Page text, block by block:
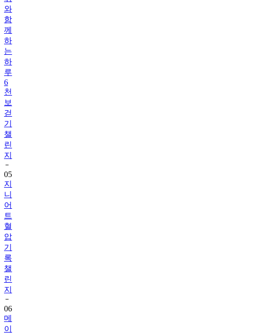
께
하
는
하
루
6
천
보
걷
기
챌
린
지
05
지
니
어
트
혈
압
기
록
챌
린
지
06
메
이
퓨